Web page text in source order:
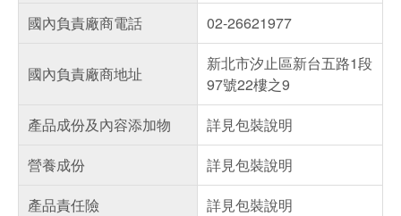
國內負責廠商電話
02-26621977
國內負責廠商地址
新北市汐止區新台五路1段
97號22樓之9
產品成份及內容添加物
詳見包裝說明
營養成份
詳見包裝說明
產品責任險
詳見包裝說明